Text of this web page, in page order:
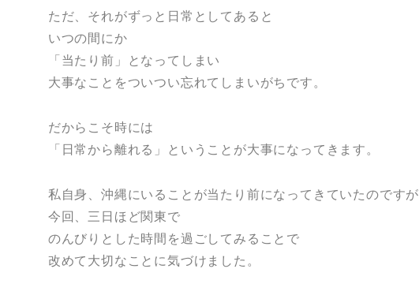
ただ、それがずっと日常としてあると
いつの間にか
「当たり前」となってしまい
大事なことをついつい忘れてしまいがちです。
だからこそ時には
「日常から離れる」ということが大事になってきます。
私自身、沖縄にいることが当たり前になってきていたのですが
今回、三日ほど関東で
のんびりとした時間を過ごしてみることで
改めて大切なことに気づけました。